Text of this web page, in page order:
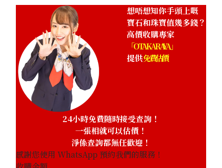
想唔想知你手頭上嘅
寶石和珠寶值幾多錢？
高價收購專家
「OTAKARAYA」
提供免費估價
24小時免費隨時接受查詢！
一張相就可以估價！
淨係查詢都無任歡迎！
感謝您使用 WhatsApp 預約我們的服務！